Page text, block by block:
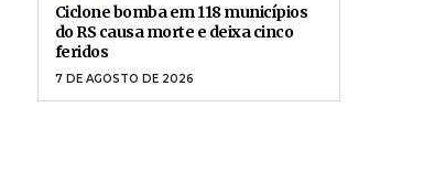
Ciclone bomba em 118 municípios
do RS causa morte e deixa cinco
feridos
7 DE AGOSTO DE 2026